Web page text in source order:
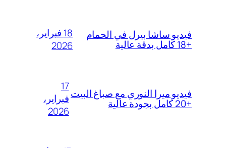
فيديو ساشا بيرل في الحمام
+18 كامل بدقة عالية
18 فبراير،
2026
فيديو ميرا النوري مع صباغ البيت
+20 كامل بجودة عالية
17
فبراير،
2026